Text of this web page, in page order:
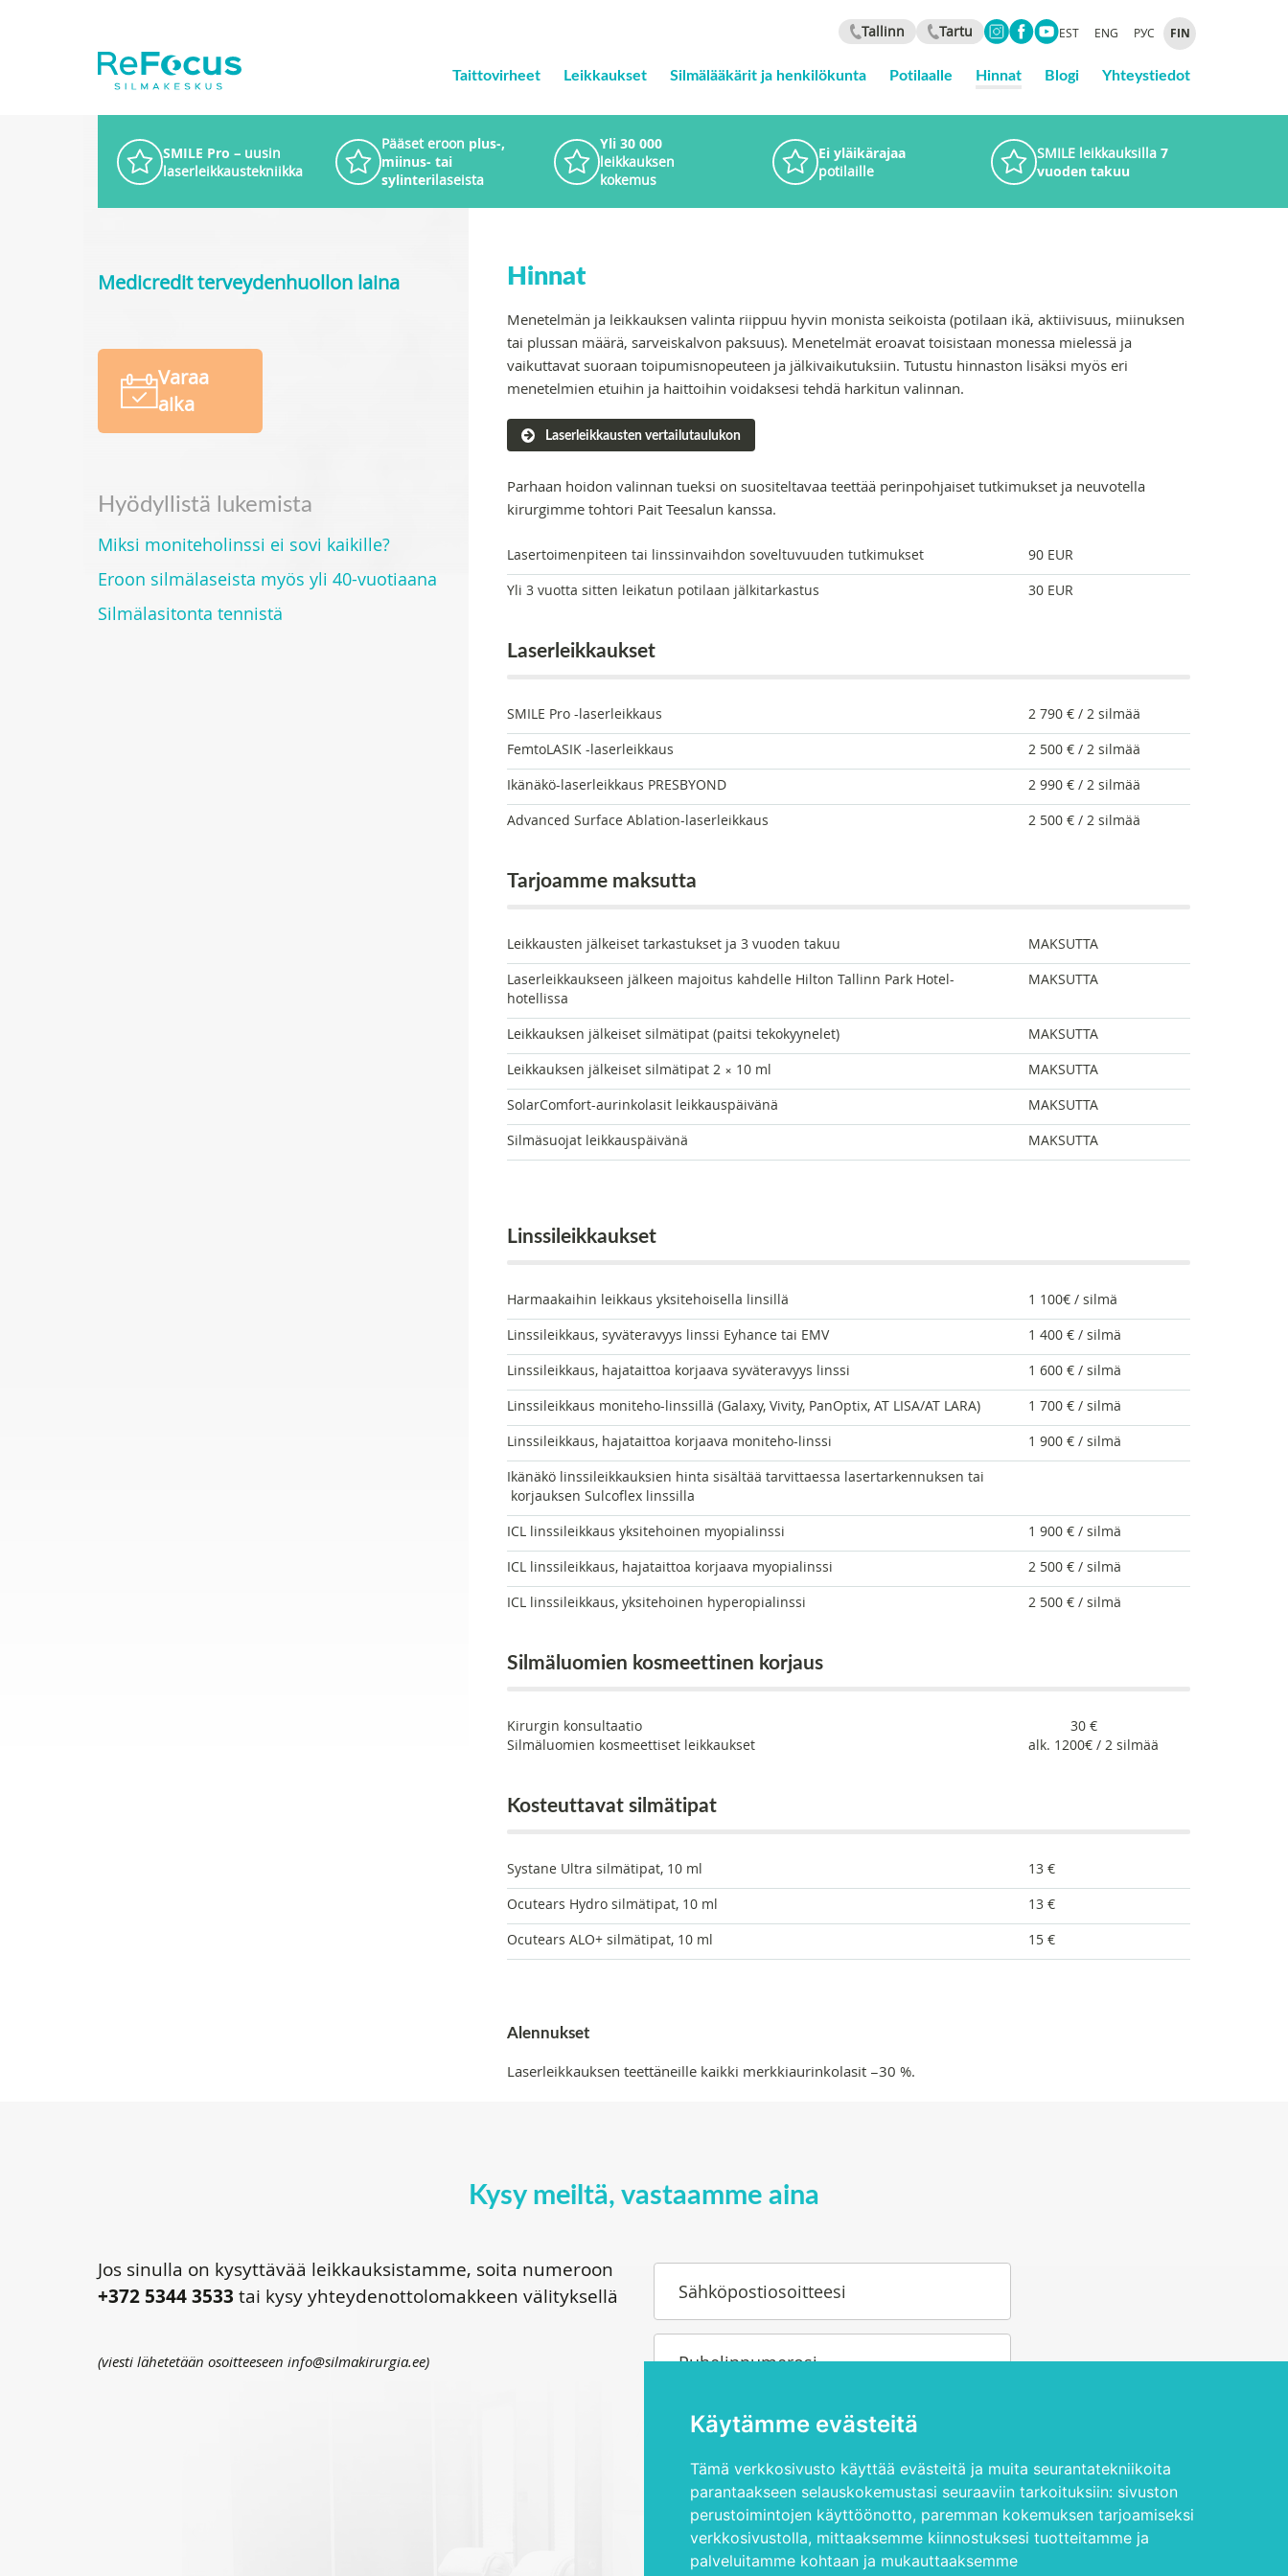
Käytämme evästeitä
Tämä verkkosivusto käyttää evästeitä ja muita seurantatekniikoita
parantaakseen selauskokemustasi seuraaviin tarkoituksiin: sivuston
perustoimintojen käyttöönotto, paremman kokemuksen tarjoamiseksi
verkkosivustolla, mittaaksemme kiinnostuksesi tuotteitamme ja
palveluitamme kohtaan ja mukauttaaksemme
Tallinn Tartu EST ENG РУС FIN
Taittovirheet Leikkaukset Silmälääkärit ja henkilökunta Potilaalle Hinnat Blogi Yhteystiedot
SMILE Pro – uusin
laserleikkaustekniikka
Pääset eroon plus-,
miinus- tai
sylinterilaseista
Yli 30 000
leikkauksen
kokemus
Ei yläikärajaa
potilaille
SMILE leikkauksilla 7
vuoden takuu
Hinnat
Menetelmän ja leikkauksen valinta riippuu hyvin monista seikoista (potilaan ikä, aktiivisuus, miinuksen
tai plussan määrä, sarveiskalvon paksuus). Menetelmät eroavat toisistaan monessa mielessä ja
vaikuttavat suoraan toipumisnopeuteen ja jälkivaikutuksiin. Tutustu hinnaston lisäksi myös eri
menetelmien etuihin ja haittoihin voidaksesi tehdä harkitun valinnan.
Laserleikkausten vertailutaulukon
Parhaan hoidon valinnan tueksi on suositeltavaa teettää perinpohjaiset tutkimukset ja neuvotella
kirurgimme tohtori Pait Teesalun kanssa.
Lasertoimenpiteen tai linssinvaihdon soveltuvuuden tutkimukset
90 EUR
Yli 3 vuotta sitten leikatun potilaan jälkitarkastus
30 EUR
Laserleikkaukset
SMILE Pro -laserleikkaus
2 790 € / 2 silmää
FemtoLASIK -laserleikkaus
2 500 € / 2 silmää
Ikänäkö-laserleikkaus PRESBYOND
2 990 € / 2 silmää
Advanced Surface Ablation-laserleikkaus
2 500 € / 2 silmää
Tarjoamme maksutta
Leikkausten jälkeiset tarkastukset ja 3 vuoden takuu
MAKSUTTA
Laserleikkaukseen jälkeen majoitus kahdelle Hilton Tallinn Park Hotel-
hotellissa
MAKSUTTA
Leikkauksen jälkeiset silmätipat (paitsi tekokyynelet)
MAKSUTTA
Leikkauksen jälkeiset silmätipat 2 × 10 ml
MAKSUTTA
SolarComfort-aurinkolasit leikkauspäivänä
MAKSUTTA
Silmäsuojat leikkauspäivänä
MAKSUTTA
Linssileikkaukset
Harmaakaihin leikkaus yksitehoisella linsillä
1 100€ / silmä
Linssileikkaus, syväteravyys linssi Eyhance tai EMV
1 400 € / silmä
Linssileikkaus, hajataittoa korjaava syväteravyys linssi
1 600 € / silmä
Linssileikkaus moniteho-linssillä (Galaxy, Vivity, PanOptix, AT LISA/AT LARA)
1 700 € / silmä
Linssileikkaus, hajataittoa korjaava moniteho-linssi
1 900 € / silmä
Ikänäkö linssileikkauksien hinta sisältää tarvittaessa lasertarkennuksen tai
korjauksen Sulcoflex linssilla
ICL linssileikkaus yksitehoinen myopialinssi
1 900 € / silmä
ICL linssileikkaus, hajataittoa korjaava myopialinssi
2 500 € / silmä
ICL linssileikkaus, yksitehoinen hyperopialinssi
2 500 € / silmä
Silmäluomien kosmeettinen korjaus
Kirurgin konsultaatio
Silmäluomien kosmeettiset leikkaukset
30 €
alk. 1200€ / 2 silmää
Kosteuttavat silmätipat
Systane Ultra silmätipat, 10 ml
13 €
Ocutears Hydro silmätipat, 10 ml
13 €
Ocutears ALO+ silmätipat, 10 ml
15 €
Alennukset
Laserleikkauksen teettäneille kaikki merkkiaurinkolasit −30 %.
Medicredit terveydenhuollon laina
Varaa
aika
Hyödyllistä lukemista
Miksi moniteholinssi ei sovi kaikille?
Eroon silmälaseista myös yli 40-vuotiaana
Silmälasitonta tennistä
Kysy meiltä, vastaamme aina
Jos sinulla on kysyttävää leikkauksistamme, soita numeroon
+372 5344 3533 tai kysy yhteydenottolomakkeen välityksellä
(viesti lähetetään osoitteeseen info@silmakirurgia.ee)
Sähköpostiosoitteesi
Puhelinnumerosi
Kysymyksesi tai toiveesi